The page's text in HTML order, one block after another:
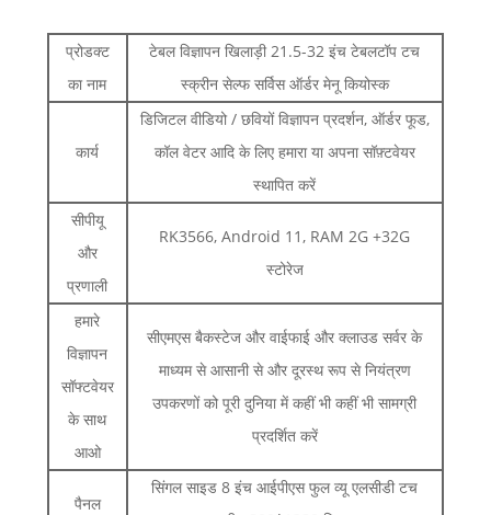
प्रोडक्ट
का नाम
टेबल विज्ञापन खिलाड़ी 21.5-32 इंच टेबलटॉप टच
स्क्रीन सेल्फ सर्विस ऑर्डर मेनू कियोस्क
कार्य
डिजिटल वीडियो / छवियों विज्ञापन प्रदर्शन, ऑर्डर फूड,
कॉल वेटर आदि के लिए हमारा या अपना सॉफ़्टवेयर
स्थापित करें
सीपीयू
और
प्रणाली
RK3566, Android 11, RAM 2G +32G
स्टोरेज
हमारे
विज्ञापन
सॉफ्टवेयर
के साथ
आओ
सीएमएस बैकस्टेज और वाईफाई और क्लाउड सर्वर के
माध्यम से आसानी से और दूरस्थ रूप से नियंत्रण
उपकरणों को पूरी दुनिया में कहीं भी कहीं भी सामग्री
प्रदर्शित करें
पैनल
सिंगल साइड 8 इंच आईपीएस फुल व्यू एलसीडी टच